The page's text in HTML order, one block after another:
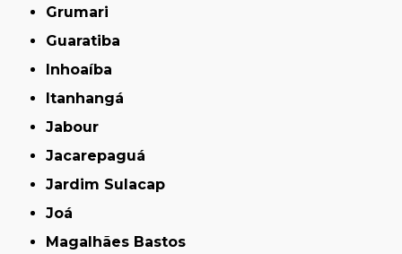
Grumari
Guaratiba
Inhoaíba
Itanhangá
Jabour
Jacarepaguá
Jardim Sulacap
Joá
Magalhães Bastos